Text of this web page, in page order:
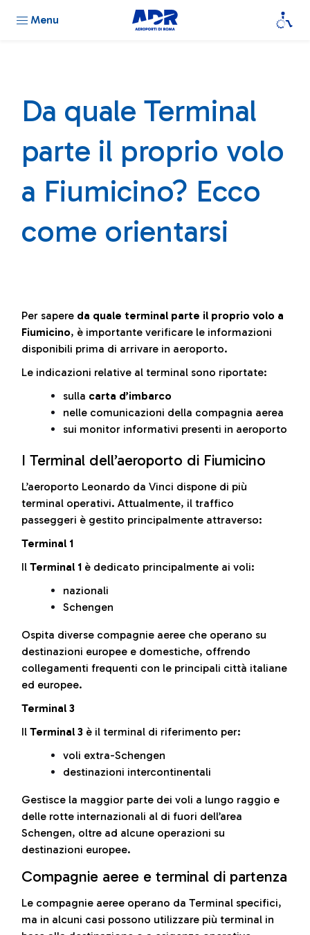
Menu
Da quale Terminal
parte il proprio volo
a Fiumicino? Ecco
come orientarsi
Per sapere da quale terminal parte il proprio volo a
Fiumicino, è importante verificare le informazioni
disponibili prima di arrivare in aeroporto.
Le indicazioni relative al terminal sono riportate:
sulla carta d’imbarco
nelle comunicazioni della compagnia aerea
sui monitor informativi presenti in aeroporto
I Terminal dell’aeroporto di Fiumicino
L’aeroporto Leonardo da Vinci dispone di più
terminal operativi. Attualmente, il traffico
passeggeri è gestito principalmente attraverso:
Terminal 1
Il Terminal 1 è dedicato principalmente ai voli:
nazionali
Schengen
Ospita diverse compagnie aeree che operano su
destinazioni europee e domestiche, offrendo
collegamenti frequenti con le principali città italiane
ed europee.
Terminal 3
Il Terminal 3 è il terminal di riferimento per:
voli extra-Schengen
destinazioni intercontinentali
Gestisce la maggior parte dei voli a lungo raggio e
delle rotte internazionali al di fuori dell’area
Schengen, oltre ad alcune operazioni su
destinazioni europee.
Compagnie aeree e terminal di partenza
Le compagnie aeree operano da Terminal specifici,
ma in alcuni casi possono utilizzare più terminal in